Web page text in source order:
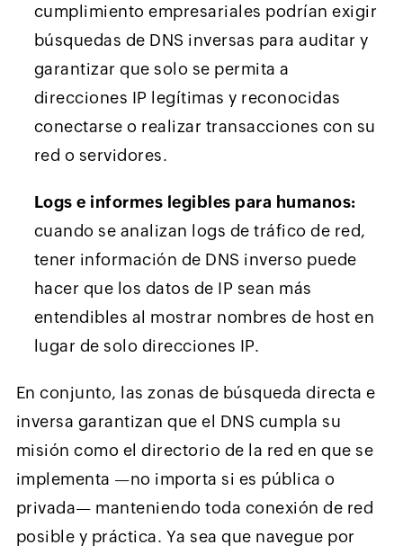
cumplimiento empresariales podrían exigir
búsquedas de DNS inversas para auditar y
garantizar que solo se permita a
direcciones IP legítimas y reconocidas
conectarse o realizar transacciones con su
red o servidores.
Logs e informes legibles para humanos:
cuando se analizan logs de tráfico de red,
tener información de DNS inverso puede
hacer que los datos de IP sean más
entendibles al mostrar nombres de host en
lugar de solo direcciones IP.
En conjunto, las zonas de búsqueda directa e
inversa garantizan que el DNS cumpla su
misión como el directorio de la red en que se
implementa —no importa si es pública o
privada— manteniendo toda conexión de red
posible y práctica. Ya sea que navegue por